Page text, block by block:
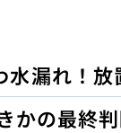
水漏れ！
かの最終